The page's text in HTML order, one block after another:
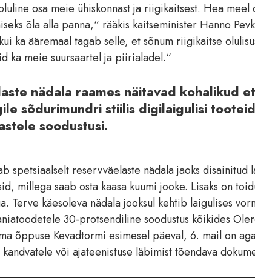
osa meie ühiskonnast ja riigikaitsest. Hea
õla alla panna,“ rääkis kaitseminister Hanno
ka ääremaal tagab selle, et sõnum riigikaitse
ka meie suursaartel ja piirialadel.“
nädala raames näitavad kohalikud
sõdurimundri stiilis digilaigulisi
soodustusi.
spetsiaalselt reservväelaste nädala jaoks disainitud
millega saab osta kaasa kuumi jooke. Lisaks on
Terve käesoleva nädala jooksul kehtib laigulises
30-protsendiline soodustus kõikides
õppuse Kevadtormi esimesel päeval, 6. mail on
või ajateenistuse läbimist tõendava